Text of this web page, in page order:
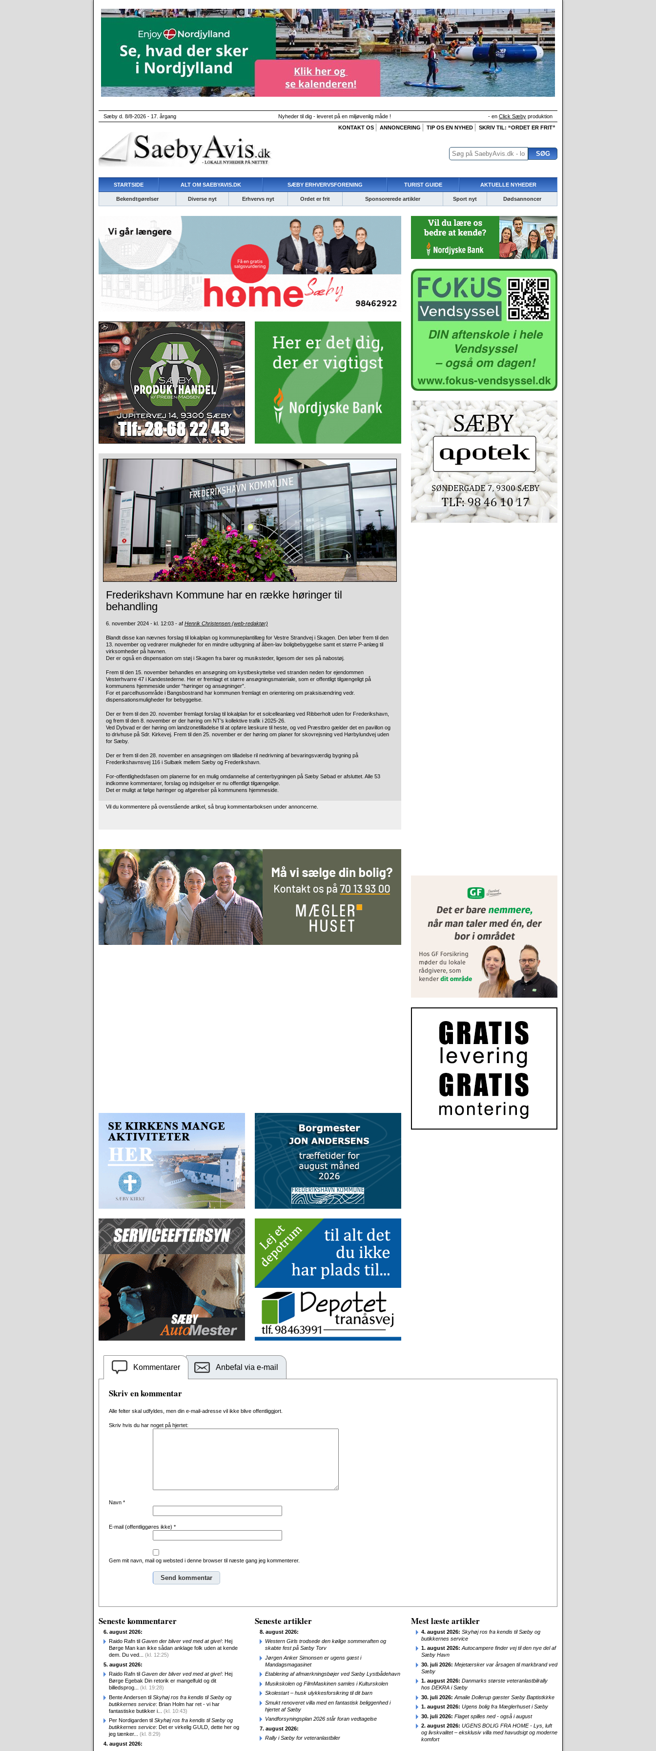
Sæby d. 8/8-2026 - 17. årgang Nyheder til dig - leveret på en miljøvenlig måde ! - en Click Sæby produktion
KONTAKT OS
ANNONCERING TIP OS EN NYHED SKRIV TIL: “ORDET ER FRIT”
STARTSIDE ALT OM SAEBYAVIS.DK SÆBY ERHVERVSFORENING TURIST GUIDE AKTUELLE NYHEDER
Bekendtgørelser Diverse nyt Erhvervs nyt Ordet er frit Sponsorerede artikler Sport nyt Dødsannoncer
Frederikshavn Kommune har en række høringer til
behandling
6. november 2024 - kl. 12:03 - af Henrik Christensen (web-redaktør)
Blandt disse kan nævnes forslag til lokalplan og kommuneplantillæg for Vestre Strandvej i Skagen. Den løber frem til den
13. november og vedrører muligheder for en mindre udbygning af åben-lav boligbebyggelse samt et større P-anlæg til
virksomheder på havnen.
Der er også en dispensation om støj i Skagen fra barer og musiksteder, ligesom der ses på nabostøj.
Frem til den 15. november behandles en ansøgning om kystbeskyttelse ved stranden neden for ejendommen
Vesterhvarre 47 i Kandestederne. Her er fremlagt et større ansøgningsmateriale, som er offentligt tilgængeligt på
kommunens hjemmeside under “høringer og ansøgninger”.
For et parcelhusområde i Bangsbostrand har kommunen fremlagt en orientering om praksisændring vedr.
dispensationsmuligheder for bebyggelse.
Der er frem til den 20. november fremlagt forslag til lokalplan for et solcelleanlæg ved Ribberholt uden for Frederikshavn,
og frem til den 8. november er der høring om NT’s kollektive trafik i 2025-26.
Ved Dybvad er der høring om landzonetilladelse til at opføre læskure til heste, og ved Præstbro gælder det en pavillon og
to drivhuse på Sdr. Kirkevej. Frem til den 25. november er der høring om planer for skovrejsning ved Hørbylundvej uden
for Sæby.
Der er frem til den 28. november en ansøgningen om tilladelse ril nedrivning af bevaringsværdig bygning på
Frederikshavnsvej 116 i Sulbæk mellem Sæby og Frederikshavn.
For-offentlighedsfasen om planerne for en mulig omdannelse af centerbygningen på Sæby Søbad er afsluttet. Alle 53
indkomne kommentarer, forslag og indsigelser er nu offentligt tilgængelige.
Det er muligt at følge høringer og afgørelser på kommunens hjemmeside.
Vil du kommentere på ovenstående artikel, så brug kommentarboksen under annoncerne.
Kommentarer Anbefal via e-mail
Skriv en kommentar
Alle felter skal udfyldes, men din e-mail-adresse vil ikke blive offentliggjort.
Skriv hvis du har noget på hjertet:
Navn *
E-mail (offentliggøres ikke) *
Gem mit navn, mail og websted i denne browser til næste gang jeg kommenterer.
Seneste kommentarer
6. august 2026:
Raido Rafn til Gaven der bliver ved med at give!: Hej
Børge Man kan ikke sådan anklage folk uden at kende
dem. Du ved... (kl. 12:25)
5. august 2026:
Raido Rafn til Gaven der bliver ved med at give!: Hej
Børge Egebak Din retorik er mangelfuld og dit
billedsprog... (kl. 19:28)
Bente Andersen til Skyhøj ros fra kendis til Sæby og
butikkernes service: Brian Holm har ret - vi har
fantastiske butikker i... (kl. 10:43)
Per Nordigarden til Skyhøj ros fra kendis til Sæby og
butikkernes service: Det er virkelig GULD, dette her og
jeg tænker... (kl. 8:29)
4. august 2026:
Seneste artikler
8. august 2026:
Western Girls trodsede den kølige sommeraften og
skabte fest på Sæby Torv
Jørgen Anker Simonsen er ugens gæst i
Mandagsmagasinet
Etablering af afmærkningsbøjer ved Sæby Lystbådehavn
Musikskolen og FilmMaskinen samles i Kulturskolen
Skolestart – husk ulykkesforsikring til dit barn
Smukt renoveret villa med en fantastisk beliggenhed i
hjertet af Sæby
Vandforsyningsplan 2026 står foran vedtagelse
7. august 2026:
Rally i Sæby for veteranlastbiler
Mest læste artikler
4. august 2026: Skyhøj ros fra kendis til Sæby og
butikkernes service
1. august 2026: Autocampere finder vej til den nye del af
Sæby Havn
30. juli 2026: Mejetærsker var årsagen til markbrand ved
Sæby
1. august 2026: Danmarks største veteranlastbilrally
hos DEKRA i Sæby
30. juli 2026: Amalie Dollerup gæster Sæby Baptistkirke
1. august 2026: Ugens bolig fra Mæglerhuset i Sæby
30. juli 2026: Flaget spilles ned - også i august
2. august 2026: UGENS BOLIG FRA HOME - Lys, luft
og livskvalitet – eksklusiv villa med havudsigt og moderne
komfort